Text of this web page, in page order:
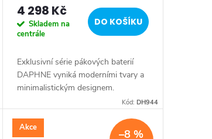
4 298 Kč
Skladem na
centrále
DO KOŠÍKU
Exklusivní série pákových baterií
DAPHNE vyniká moderními tvary a
minimalistickým designem.
Typickým znakem série je elegantní
manipulaci....
Kód: DH944
Akce –8 %